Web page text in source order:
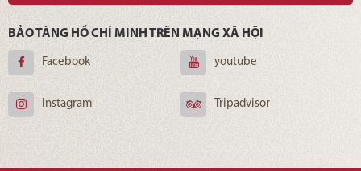
BẢO TÀNG HỒ CHÍ MINH TRÊN MẠNG XÃ HỘI
Facebook youtube
Instagram Tripadvisor